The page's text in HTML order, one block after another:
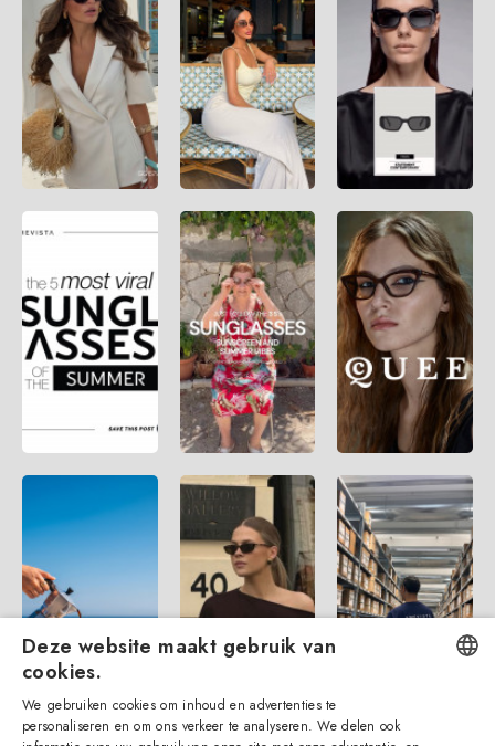
Deze website maakt gebruik van
cookies.
We gebruiken cookies om inhoud en advertenties te
personaliseren en om ons verkeer te analyseren. We delen ook